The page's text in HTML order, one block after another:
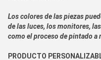
Los colores de las piezas
de las luces, los monitores,
como el proceso de pintado a
PRODUCTO